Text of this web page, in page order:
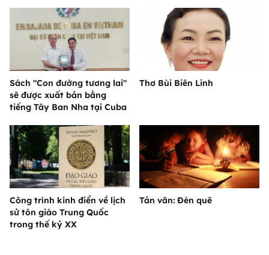
Sách "Con đường tương lai"
sẽ được xuất bản bằng
tiếng Tây Ban Nha tại Cuba
Thơ Bùi Biên Linh
Công trình kinh điển về lịch
sử tôn giáo Trung Quốc
trong thế kỷ XX
Tản văn: Đèn quê